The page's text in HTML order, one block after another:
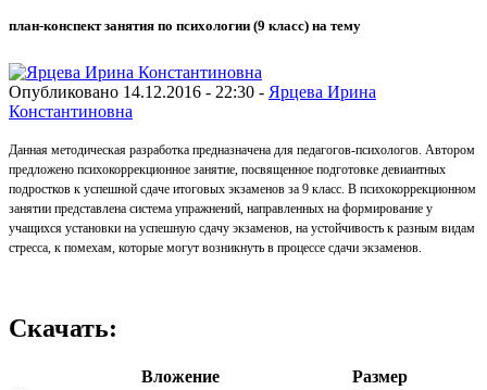
план-конспект занятия по психологии (9 класс) на тему
Опубликовано 14.12.2016 - 22:30 - Ярцева Ирина
Константиновна
Данная методическая разработка предназначена для педагогов-психологов. Автором
предложено психокоррекционное занятие, посвященное подготовке девиантных
подростков к успешной сдаче итоговых экзаменов за 9 класс. В психокоррекционном
занятии представлена система упражнений, направленных на формирование у
учащихся установки на успешную сдачу экзаменов, на устойчивость к разным видам
стресса, к помехам, которые могут возникнуть в процессе сдачи экзаменов.
Скачать:
Вложение
Размер